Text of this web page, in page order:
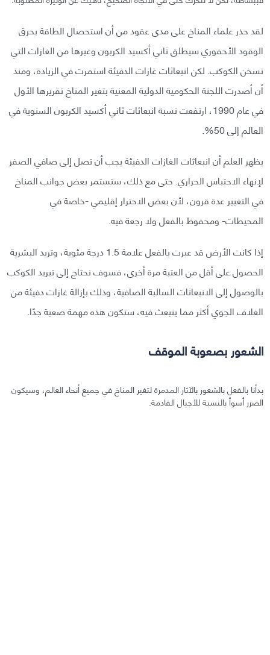
لقد حذر علماء المناخ على مدى عقود من أن استحصال الطاقة بحرق
الوقود الأحفوري سيطلق ثاني أكسيد الكربون وغيرها من الغازات التي
تسخن الكوكب. لكن انبعاثات غازات الدفيئة استمرت في الزيادة، ومنذ
أن أصدرت اللجنة الحكومية الدولية المعنية بتغير المناخ تقريرها الأول
في عام 1990، ارتفعت نسبة انبعاثات ثاني أكسيد الكربون السنوية في
العالم إلى 50%.
يظهر العلم أن انبعاثات الغازات الدفيئة يجب أن تصل إلى صافي الصفر
لإنهاء الاحتباس الحراري. حتى مع ذلك، ستستمر بعض جوانب المناخ
في التغيير عدة قرون، لأن بعض الاحترار إقليمي -خاصة في
المحيطات- ومحفوظ بالفعل ولا رجعة فيه.
إذا كانت الأرض قد عبرت بالفعل علامة 1.5 درجة مئوية، وتريد البشرية
الحصول على أقل من العتبة مرة أخرى، فسوف نحتاج إلى تبريد الكوكب
بالوصول إلى الانبعاثات السالبة الصافية، وذلك بإزالة غازات دفيئة من
الغلاف الجوي أكثر مما ينبعث فيه، ستكون هذه مهمة صعبة جدًا.
الشعور بصعوبة الموقف
بدأنا بالفعل بالشعور بالآثار المدمرة لتغير المناخ في جميع أنحاء العالم، وسيكون
الضرر أسوأ بالنسبة للأجيال القادمة.